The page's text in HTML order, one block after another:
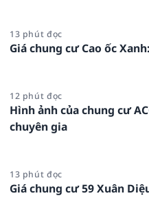
13 phút đọc
Giá chung cư Cao ốc
12 phút đọc
Hình ảnh của chung cư
chuyên gia
13 phút đọc
Giá chung cư 59 Xuân